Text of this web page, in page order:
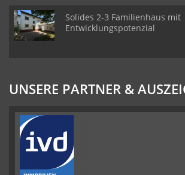
Solides 2-3 Familienhaus mit
Entwicklungspotenzial
UNSERE PARTNER &